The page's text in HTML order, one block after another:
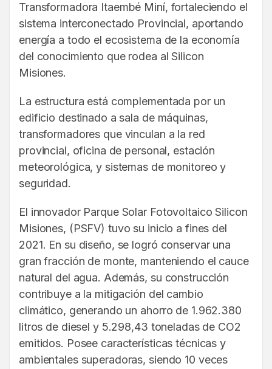
Transformadora Itaembé Miní, fortaleciendo el
sistema interconectado Provincial, aportando
energía a todo el ecosistema de la economía
del conocimiento que rodea al Silicon
Misiones.
La estructura está complementada por un
edificio destinado a sala de máquinas,
transformadores que vinculan a la red
provincial, oficina de personal, estación
meteorológica, y sistemas de monitoreo y
seguridad.
El innovador Parque Solar Fotovoltaico Silicon
Misiones, (PSFV) tuvo su inicio a fines del
2021. En su diseño, se logró conservar una
gran fracción de monte, manteniendo el cauce
natural del agua. Además, su construcción
contribuye a la mitigación del cambio
climático, generando un ahorro de 1.962.380
litros de diesel y 5.298,43 toneladas de CO2
emitidos. Posee características técnicas y
ambientales superadoras, siendo 10 veces